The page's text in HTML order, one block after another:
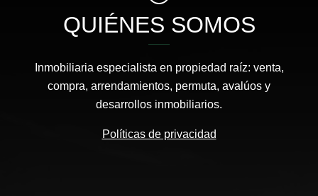
QUIÉNES SOMOS
Inmobiliaria especialista en propiedad raíz: venta,
compra, arrendamientos, permuta, avalúos y
desarrollos inmobiliarios.
Políticas de privacidad